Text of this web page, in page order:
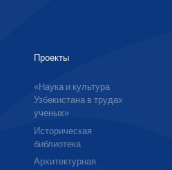
Проекты
«Наука и культура
Узбекистана в трудах
ученых»
Историческая
библиотека
Архитектурная